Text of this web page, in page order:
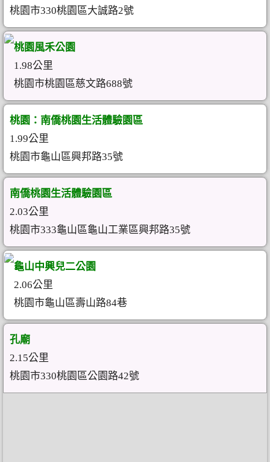
桃園市330桃園區大誠路2號
桃園風禾公園
1.98公里
桃園市桃園區慈文路688號
桃園：南僑桃園生活體驗園區
1.99公里
桃園市龜山區興邦路35號
南僑桃園生活體驗園區
2.03公里
桃園市333龜山區龜山工業區興邦路35號
龜山中興兒二公園
2.06公里
桃園市龜山區壽山路84巷
孔廟
2.15公里
桃園市330桃園區公園路42號